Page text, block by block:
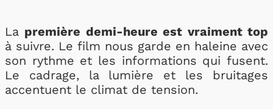
La première demi-heure est vraiment top
à suivre. Le film nous garde en haleine avec
son rythme et les informations qui fusent.
Le cadrage, la lumière et les bruitages
accentuent le climat de tension.